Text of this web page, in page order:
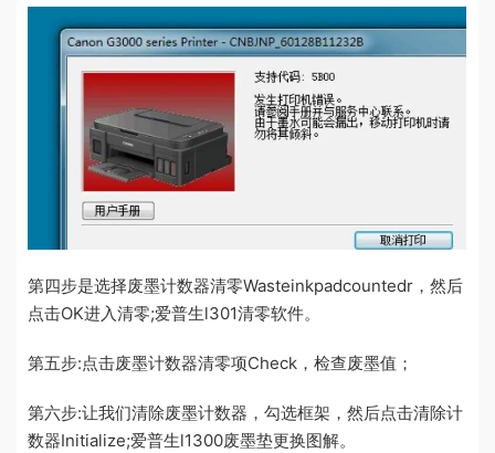
第四步是选择废墨计数器清零Wasteinkpadcountedr，然后
点击OK进入清零;爱普生l301清零软件。
第五步:点击废墨计数器清零项Check，检查废墨值；
第六步:让我们清除废墨计数器，勾选框架，然后点击清除计
数器Initialize;爱普生l1300废墨垫更换图解。